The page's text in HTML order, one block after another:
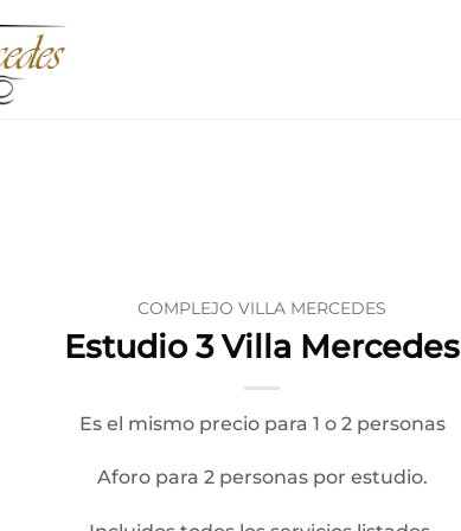
COMPLEJO VILLA MERCEDES
Estudio 3 Villa Mercedes
Es el mismo precio para 1 o 2 personas
Aforo para 2 personas por estudio.